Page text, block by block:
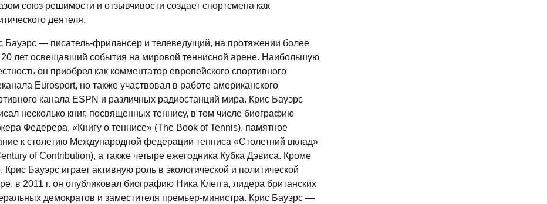
союз решимости и отзывчивости создает спортсмена как
деятеля.
Бауэрс — писатель-фрилансер и телеведущий, на протяжении более
лет освещавший события на мировой теннисной арене. Наибольшую
он приобрел как комментатор европейского спортивного
Eurosport, но также участвовал в работе американского
канала ESPN и различных радиостанций мира. Крис Бауэрс
несколько книг, посвященных теннису, в том числе биографию
Федерера, «Книгу о теннисе» (The Book of Tennis), памятное
к столетию Международной федерации тенниса «Столетний вклад»
of Contribution), а также четыре ежегодника Кубка Дэвиса. Кроме
Крис Бауэрс играет активную роль в экологической и политической
в 2011 г. он опубликовал биографию Ника Клегга, лидера британских
демократов и заместителя премьер-министра. Крис Бауэрс —